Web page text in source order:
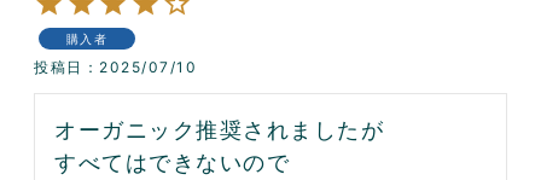
購入者
投稿日 2025/07/10
オーガニック推奨されましたが
すべてはできないので